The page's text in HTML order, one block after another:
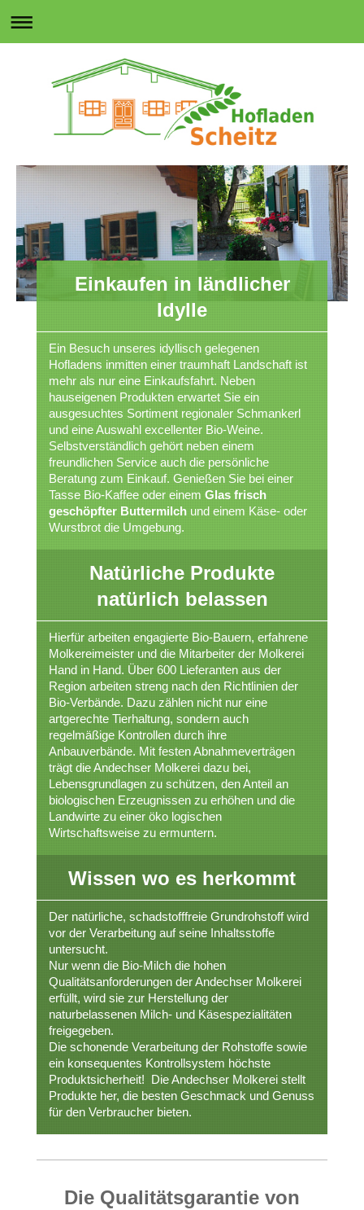
Einkaufen in ländlicher
Idylle
Ein Besuch unseres idyllisch gelegenen
Hofladens inmitten einer traumhaft Landschaft ist
mehr als nur eine Einkaufsfahrt. Neben
hauseigenen Produkten erwartet Sie ein
ausgesuchtes Sortiment regionaler Schmankerl
und eine Auswahl excellenter Bio-Weine.
Selbstverständlich gehört neben einem
freundlichen Service auch die persönliche
Beratung zum Einkauf. Genießen Sie bei einer
Tasse Bio-Kaffee oder einem Glas frisch
geschöpfter Buttermilch und einem Käse- oder
Wurstbrot die Umgebung.
Natürliche Produkte
natürlich belassen
Hierfür arbeiten engagierte Bio-Bauern, erfahrene
Molkereimeister und die Mitarbeiter der Molkerei
Hand in Hand. Über 600 Lieferanten aus der
Region arbeiten streng nach den Richtlinien der
Bio-Verbände. Dazu zählen nicht nur eine
artgerechte Tierhaltung, sondern auch
regelmäßige Kontrollen durch ihre
Anbauverbände. Mit festen Abnahmeverträgen
trägt die Andechser Molkerei dazu bei,
Lebensgrundlagen zu schützen, den Anteil an
biologischen Erzeugnissen zu erhöhen und die
Landwirte zu einer öko logischen
Wirtschaftsweise zu ermuntern.
Wissen wo es herkommt
Der natürliche, schadstofffreie Grundrohstoff wird
vor der Verarbeitung auf seine Inhaltsstoffe
untersucht.
Nur wenn die Bio-Milch die hohen
Qualitätsanforderungen der Andechser Molkerei
erfüllt, wird sie zur Herstellung der
naturbelassenen Milch- und Käsespezialitäten
freigegeben.
Die schonende Verarbeitung der Rohstoffe sowie
ein konsequentes Kontrollsystem höchste
Produktsicherheit! Die Andechser Molkerei stellt
Produkte her, die besten Geschmack und Genuss
für den Verbraucher bieten.
Die Qualitätsgarantie von